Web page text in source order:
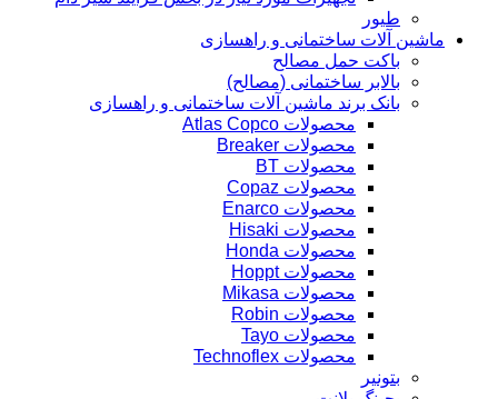
طیور
ماشین آلات ساختمانی و راهسازی
باکت حمل مصالح
بالابر ساختمانی (مصالح)
بانک برند ماشین آلات ساختمانی و راهسازی
محصولات Atlas Copco
محصولات Breaker
محصولات BT
محصولات Copaz
محصولات Enarco
محصولات Hisaki
محصولات Honda
محصولات Hoppt
محصولات Mikasa
محصولات Robin
محصولات Tayo
محصولات Technoflex
بتونیر